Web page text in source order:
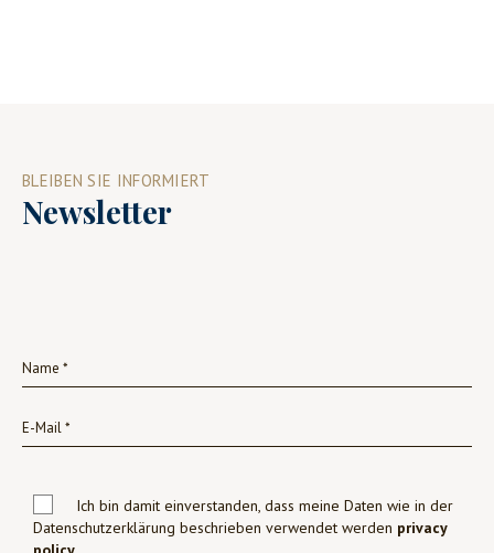
BLEIBEN SIE INFORMIERT
Newsletter
Ich bin damit einverstanden, dass meine Daten wie in der
Datenschutzerklärung beschrieben verwendet werden privacy